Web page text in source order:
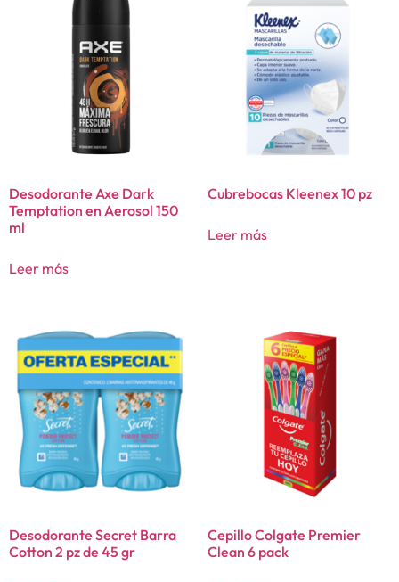
Desodorante Axe Dark
Temptation en Aerosol 150
ml
Leer más
Cubrebocas Kleenex 10 pz
Leer más
Desodorante Secret Barra
Cotton 2 pz de 45 gr
Cepillo Colgate Premier
Clean 6 pack